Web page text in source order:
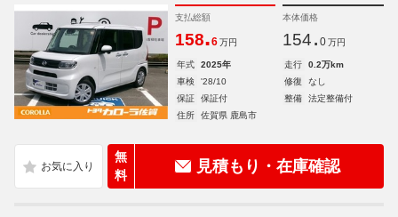
支払総額
158.6 万円
本体価格
154. 0 万円
年式 2025年 走行
0.2万km
車検
'28/10 修復
なし
保証
保証付 整備
法定整備付
住所
佐賀県 鹿島市
無
料
見積もり・在庫確認